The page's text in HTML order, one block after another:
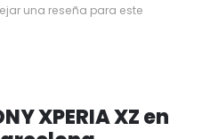
una reseña para este
XPERIA XZ en